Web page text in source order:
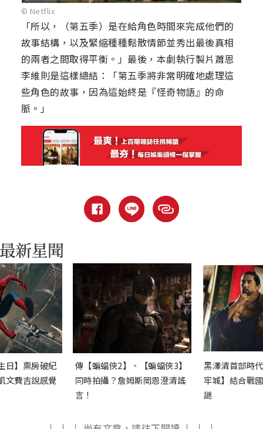
© Netflix
「所以，（第五季）是在給角色時間來完成他們的
故事結構，以及緊縮種種鬆散情節並秀出最後真相
的兩者之間取得平衡。」最後，本劇執行製片蕭恩
李維則是這樣總結：「第五季將非常明確地處理這
些角色的故事，因為這始終是『怪奇物語』的命
脈。」
日】票房破紀
文費吉說感覺
傳【蝙蝠俠2】、【蝙蝠俠3】
同時拍攝？詹姆斯岡恩澄清謠
言！
黑澤清首部時
牢城】結合戰
謎